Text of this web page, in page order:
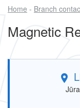
Home Branch
Magnetic